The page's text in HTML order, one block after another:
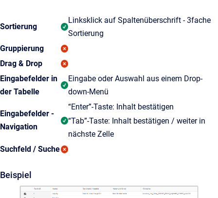
Sortierung
Linksklick auf Spaltenüberschrift - 3fache
Sortierung
Gruppierung
Drag & Drop
Eingabefelder in
der Tabelle
Eingabe oder Auswahl aus einem Drop-
down-Menü
Eingabefelder -
Navigation
“Enter”-Taste: Inhalt bestätigen
“Tab”-Taste: Inhalt bestätigen / weiter in
nächste Zelle
Suchfeld / Suche
Beispiel